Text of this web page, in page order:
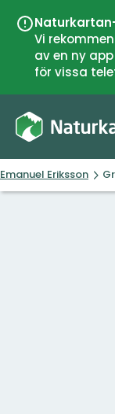
Vi
av en ny
för vissa
Emanuel Eriksson